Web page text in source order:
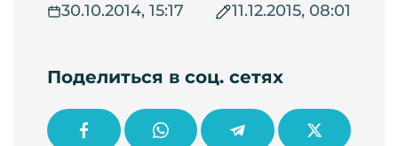
30.10.2014, 15:17
11.12.2015, 08:01
Поделиться в соц. сетях